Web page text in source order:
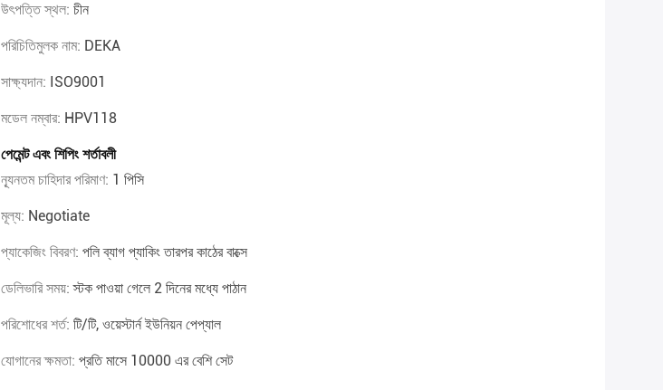
উৎপত্তি স্থল: চীন
পরিচিতিমুলক নাম: DEKA
সাক্ষ্যদান: ISO9001
মডেল নম্বার: HPV118
পেমেন্ট এবং শিপিং শর্তাবলী
ন্যূনতম চাহিদার পরিমাণ: 1 পিসি
মূল্য: Negotiate
প্যাকেজিং বিবরণ: পলি ব্যাগ প্যাকিং তারপর কাঠের বাক্সে
ডেলিভারি সময়:স্টক পাওয়া গেলে 2 দিনের মধ্যে পাঠান
পরিশোধের শর্ত: টি/টি, ওয়েস্টার্ন ইউনিয়ন পেপ্যাল
যোগানের ক্ষমতা: প্রতি মাসে 10000 এর বেশি সেট